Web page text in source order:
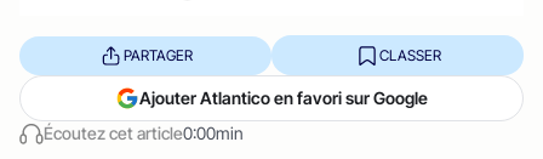
Écoutez cet article0:00min
PARTAGER CLASSER
Ajouter Atlantico en favori sur Google